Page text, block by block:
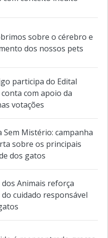
dedicado à adoção de
com conceito inédito
sobre o cérebro e
dos nossos pets
participa do Edital
com apoio da
Sem Mistério: campanha
sobre os principais
Animais reforça
do cuidado responsável